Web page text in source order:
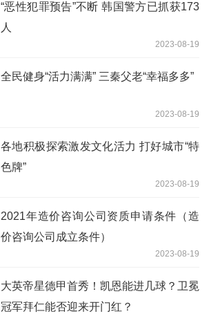
“恶性犯罪预告”不断 韩国警方已抓获173
人
2023-08-19
全民健身“活力满满” 三秦父老“幸福多多”
2023-08-19
各地积极探索激发文化活力 打好城市“特
色牌”
2023-08-19
2021年造价咨询公司资质申请条件（造
价咨询公司成立条件）
2023-08-19
大英帝星德甲首秀！凯恩能进几球？卫冕
冠军拜仁能否迎来开门红？